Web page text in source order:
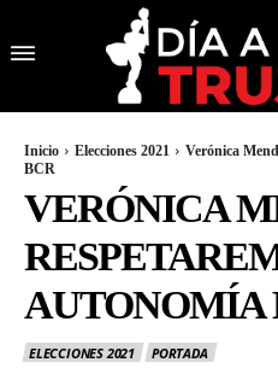
Inicio Elecciones 2021
Verónica
BCR
VERÓNICA
AUTONOMÍA
ELECCIONES 2021
PORTADA